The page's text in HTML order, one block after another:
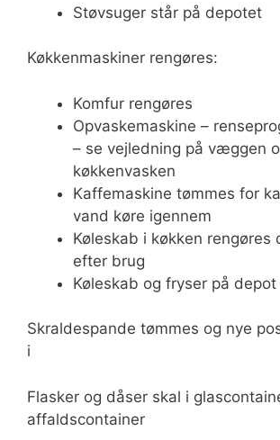
Støvsuger står på depotet
Køkkenmaskiner rengøres:
Komfur rengøres
Opvaskemaskine –
– se vejledning på væggen
køkkenvasken
Kaffemaskine tømmes for
vand køre igennem
Køleskab i køkken rengøres
efter brug
Køleskab og fryser på depot
Skraldespande tømmes og nye
i
Flasker og dåser skal i
affaldscontainer